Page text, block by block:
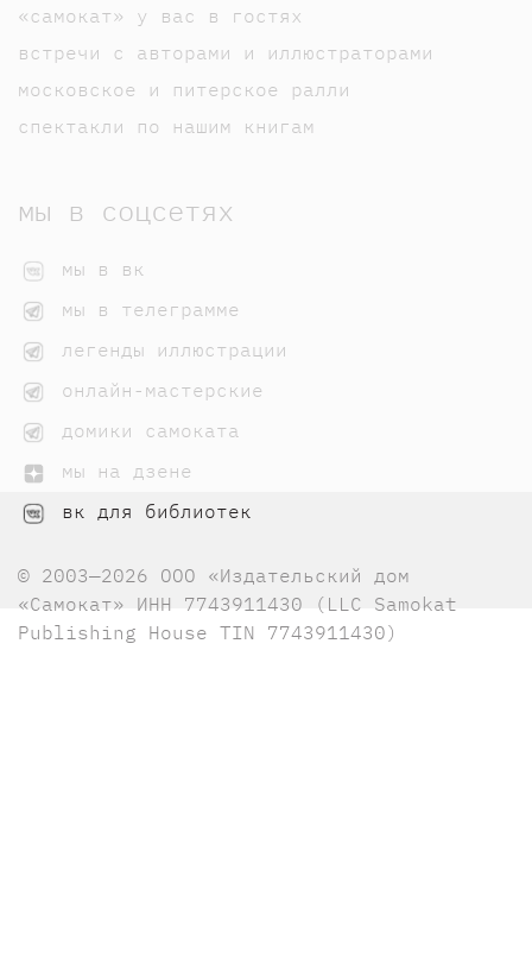
«самокат» у вас в гостях
встречи с авторами и иллюстраторами
московское и питерское ралли
спектакли по нашим книгам
мы в соцсетях
мы в вк
мы в телеграмме
легенды иллюстрации
онлайн-мастерские
домики самоката
мы на дзене
вк для библиотек
© 2003—2026 ООО «Издательский дом
«Самокат» ИНН 7743911430 (LLC Samokat
Publishing House TIN 7743911430)